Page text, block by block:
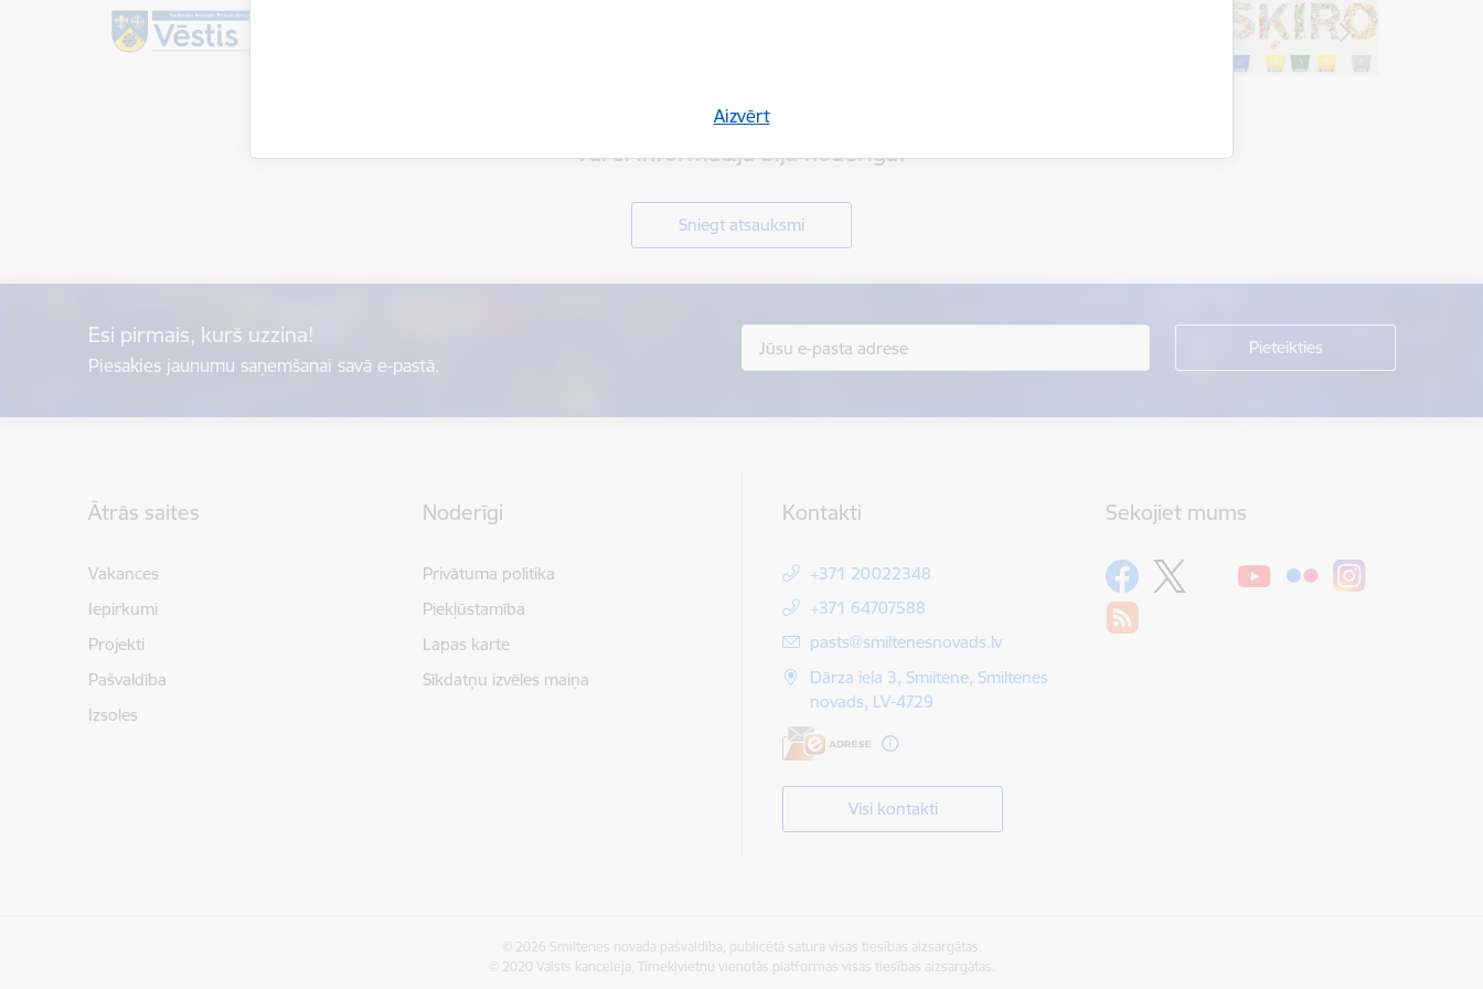
Aizvērt
Vai šī informācija bija noderīga?
Sniegt atsauksmi
Esi pirmais, kurš uzzina!
Piesakies jaunumu saņemšanai savā e-pastā.
Ātrās saites
Vakances
Iepirkumi
Projekti
Pašvaldība
Izsoles
Noderīgi
Privātuma politika
Piekļūstamība
Lapas karte
Sīkdatņu izvēles maiņa
Kontakti
+371 20022348
+371 64707588
E-pasts:
pasts@smiltenesnovads.lv
Dārza iela 3, Smiltene, Smiltenes
novads, LV-4729
Visi kontakti
Sekojiet mums
© 2026 Smiltenes novada pašvaldība, publicētā satura visas tiesības aizsargātas.
© 2020 Valsts kanceleja, Tīmekļvietņu vienotās platformas visas tiesības aizsargātas.